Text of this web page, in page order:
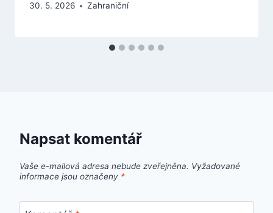
30. 5. 2026 Zahraniční
Napsat komentář
Vaše e-mailová adresa nebude zveřejněna. Vyžadované
informace jsou označeny *